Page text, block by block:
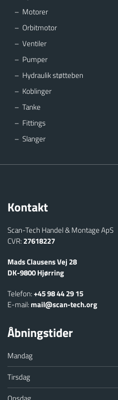
Motorer
Orbitmotor
Ventiler
Pumper
Hydraulik støtteben
Koblinger
Tanke
Fittings
Slanger
Kontakt
Scan-Tech Handel & Montage ApS
CVR: 27618227
Mads Clausens Vej 28
​DK-9800 Hjørring
Telefon:+45 98 44 29 15
E-mail: mail@scan-tech.org
Åbningstider
Mandag
Tirsdag